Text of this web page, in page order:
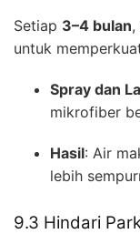
Setiap 3–4 bulan,
untuk
Spray dan
mikrofiber
Hasil: Air
lebih
9.3 Hindari